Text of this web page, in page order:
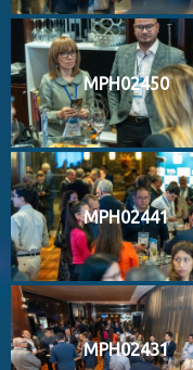
MPH02450
MPH02441
MPH02431